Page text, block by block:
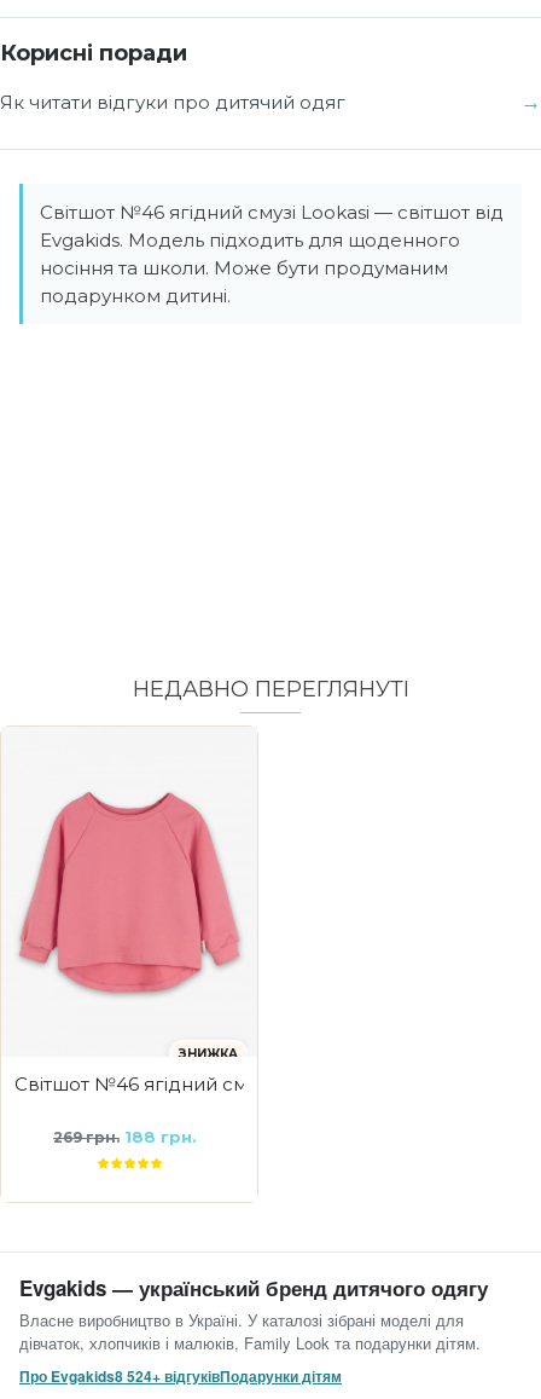
Корисні поради
Як читати відгуки про дитячий одяг
Світшот №46 ягідний смузі Lookasi — світшот від
Evgakids. Модель підходить для щоденного
носіння та школи. Може бути продуманим
подарунком дитині.
НЕДАВНО ПЕРЕГЛЯНУТI
ЗНИЖКА
Світшот №46 ягідний смузі Lookasi
269 грн. 188 грн.
Evgakids — український бренд дитячого одягу
Власне виробництво в Україні. У каталозі зібрані моделі для
дівчаток, хлопчиків і малюків, Family Look та подарунки дітям.
Про Evgakids8 524+ відгуківПодарунки дітям